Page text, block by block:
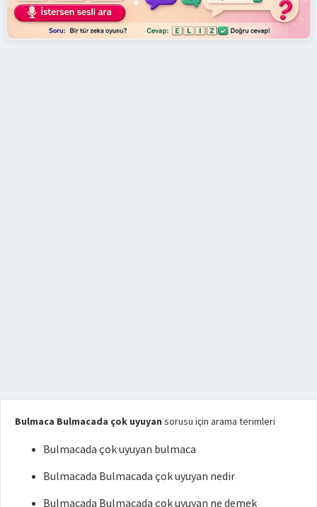
Bulmaca Bulmacada çok uyuyan sorusu için arama terimleri
Bulmacada çok uyuyan bulmaca
Bulmacada Bulmacada çok uyuyan nedir
Bulmacada Bulmacada çok uyuyan ne demek